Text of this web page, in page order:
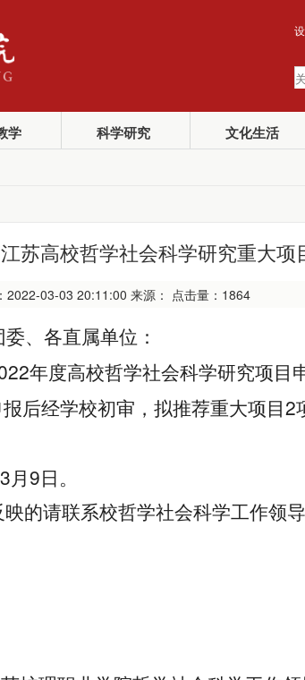
学 科学研究 文化生活
苏高校哲学社会科学研究重大项
2022-03-03 20:11:00 来源： 点击量： 1864
、各直属单位：
年度高校哲学社会科学研究项目
后经学校初审，拟推荐重大项目2
3月 9 日。
的请联系校哲学社会科学工作领